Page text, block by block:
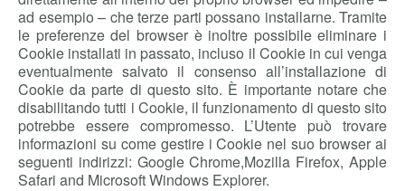
ad esempio – che terze parti possano installarne. Tramite
le preferenze del browser è inoltre possibile eliminare i
Cookie installati in passato, incluso il Cookie in cui venga
eventualmente salvato il consenso all’installazione di
Cookie da parte di questo sito. È importante notare che
disabilitando tutti i Cookie, il funzionamento di questo sito
potrebbe essere compromesso. L’Utente può trovare
informazioni su come gestire i Cookie nel suo browser ai
seguenti indirizzi: Google Chrome,Mozilla Firefox, Apple
Safari and Microsoft Windows Explorer.